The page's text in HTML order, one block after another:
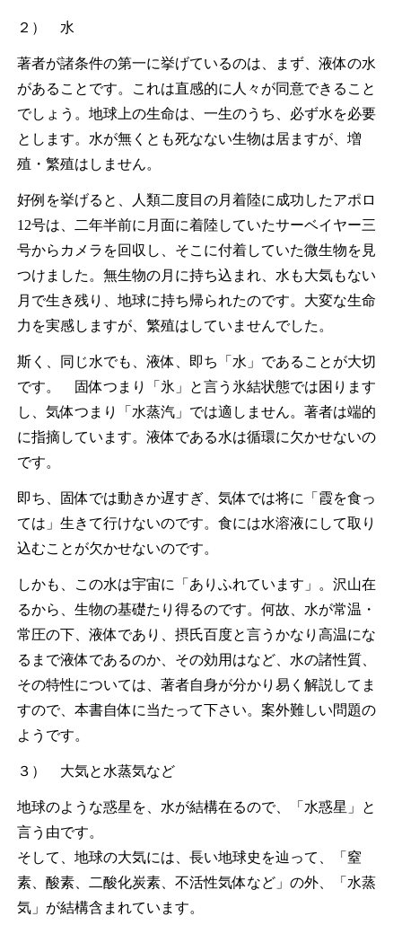
２） 水
著者が諸条件の第一に挙げているのは、まず、液体の水
があることです。これは直感的に人々が同意できること
でしょう。地球上の生命は、一生のうち、必ず水を必要
とします。水が無くとも死なない生物は居ますが、増
殖・繁殖はしません。
好例を挙げると、人類二度目の月着陸に成功したアポロ
12号は、二年半前に月面に着陸していたサーベイヤー三
号からカメラを回収し、そこに付着していた微生物を見
つけました。無生物の月に持ち込まれ、水も大気もない
月で生き残り、地球に持ち帰られたのです。大変な生命
力を実感しますが、繁殖はしていませんでした。
斯く、同じ水でも、液体、即ち「水」であることが大切
です。 固体つまり「氷」と言う氷結状態では困ります
し、気体つまり「水蒸汽」では適しません。著者は端的
に指摘しています。液体である水は循環に欠かせないの
です。
即ち、固体では動きか遅すぎ、気体では将に「霞を食っ
ては」生きて行けないのです。食には水溶液にして取り
込むことが欠かせないのです。
しかも、この水は宇宙に「ありふれています」。沢山在
るから、生物の基礎たり得るのです。何故、水が常温・
常圧の下、液体であり、摂氏百度と言うかなり高温にな
るまで液体であるのか、その効用はなど、水の諸性質、
その特性については、著者自身が分かり易く解説してま
すので、本書自体に当たって下さい。案外難しい問題の
ようです。
３） 大気と水蒸気など
地球のような惑星を、水が結構在るので、「水惑星」と
言う由です。
そして、地球の大気には、長い地球史を辿って、「窒
素、酸素、二酸化炭素、不活性気体など」の外、「水蒸
気」が結構含まれています。